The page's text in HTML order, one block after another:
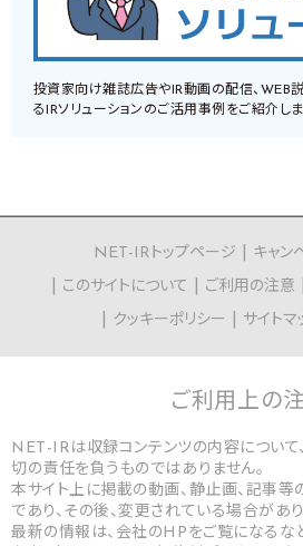
投資家向け雑誌広告やIR動画の配信、WEB
るIRソリューションのご活用事例をご紹介しま
NET-IRトップページ キャン
このサイトについて
ご利用の注意
クッキーポリシー
サイトマ
ご利用上の
NET-IRは収録コンテンツの内容について
切の責任を負うものではありません。
本サイト上に掲載の動画、静止画、記事等
であり、その後、変更されている場合があり
最新の情報は、会社のHPをご覧になるな